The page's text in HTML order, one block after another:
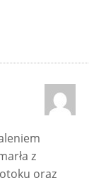
z
oraz